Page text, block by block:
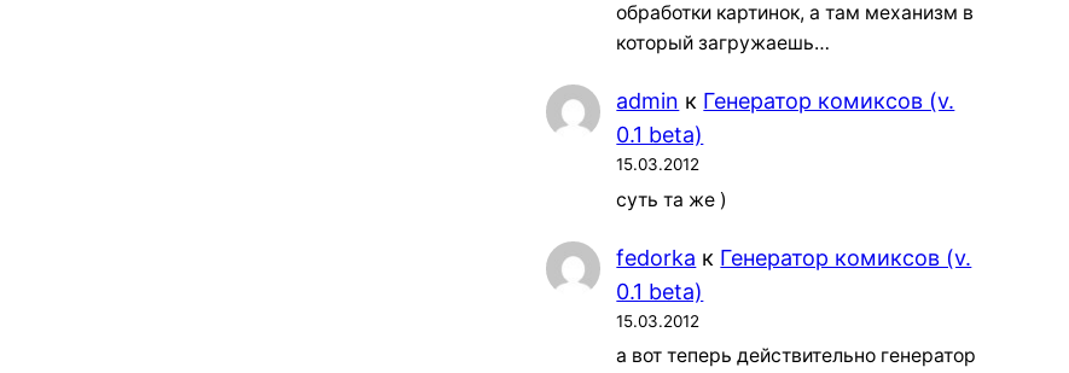
обработки картинок, а там механизм в
который загружаешь…
admin к Генератор комиксов (v.
0.1 beta)
15.03.2012
суть та же )
fedorka к Генератор комиксов (v.
0.1 beta)
15.03.2012
а вот теперь действительно генератор